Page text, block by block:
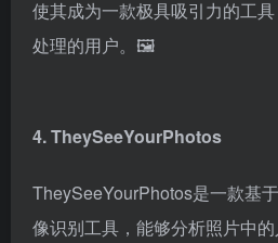
3. ARC
物体，并支持精准识别自然物种
使其成为一款极具吸引力的工